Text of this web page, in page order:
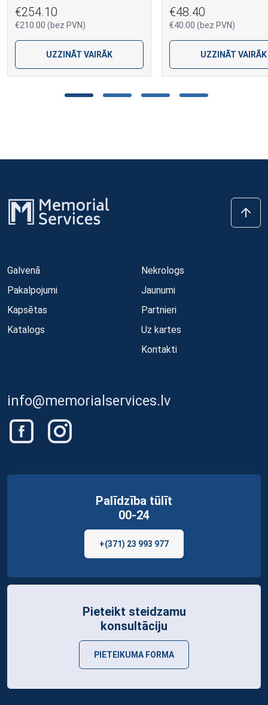
€254.10
€210.00 (bez PVN)
UZZINĀT VAIRĀK
€48.40
€40.00 (bez PVN)
UZZINĀT VAIRĀK
Galvenā
Pakalpojumi
Kapsētas
Katalogs
Nekrologs
Jaunumi
Partnieri
Uz kartes
Kontakti
info@memorialservices.lv
Palīdzība tūlīt
00-24
+(371) 23 993 977
Pieteikt steidzamu
konsultāciju
PIETEIKUMA FORMA